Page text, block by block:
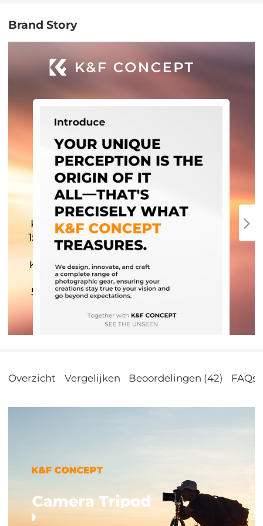
Brand Story
Overzicht Vergelijken Beoordelingen (42) FAQs